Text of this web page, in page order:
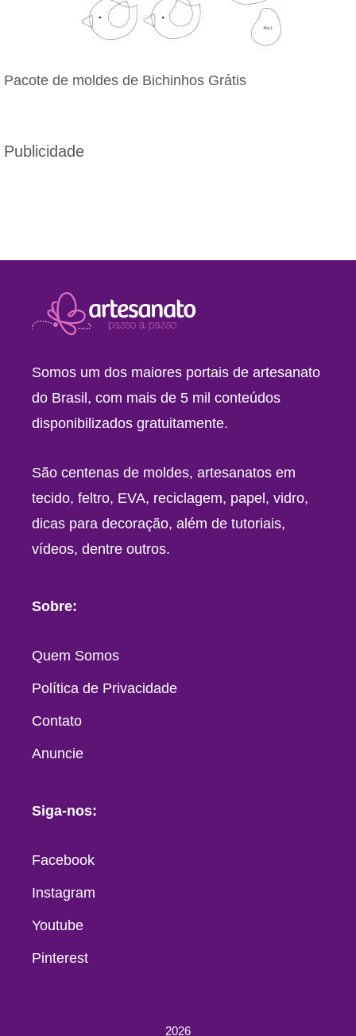
Pacote de moldes de Bichinhos Grátis
Publicidade
Somos um dos maiores portais de artesanato
do Brasil, com mais de 5 mil conteúdos
disponibilizados gratuitamente.
São centenas de moldes, artesanatos em
tecido, feltro, EVA, reciclagem, papel, vidro,
dicas para decoração, além de tutoriais,
vídeos, dentre outros.
Sobre:
Quem Somos
Política de Privacidade
Contato
Anuncie
Siga-nos:
Facebook
Instagram
Youtube
Pinterest
2026